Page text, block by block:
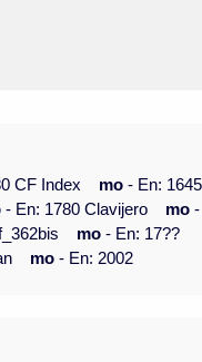
CF Index mo- En: 1645
- En: 1780 Clavijero mo-
mo- En: 17??
mo- En: 2002